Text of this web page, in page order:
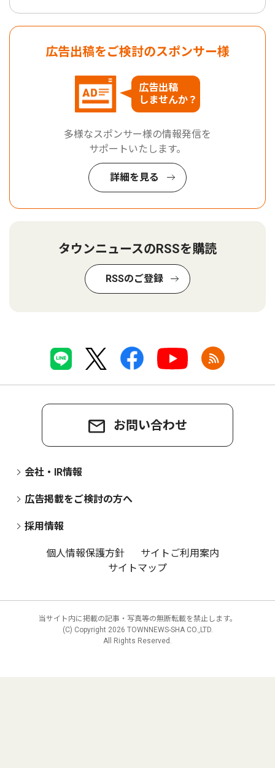
広告出稿をご検討のスポンサー様
広告出稿
しませんか？
多様なスポンサー様の情報発信を
サポートいたします。
詳細を見る
タウンニュースのRSSを購読
RSSのご登録
お問い合わせ
会社・IR情報
広告掲載をご検討の方へ
採用情報
個人情報保護方針
サイトご利用案内
サイトマップ
当サイト内に掲載の記事・写真等の無断転載を禁止します。
(C) Copyright 2026 TOWNNEWS-SHA CO.,LTD.
All Rights Reserved.